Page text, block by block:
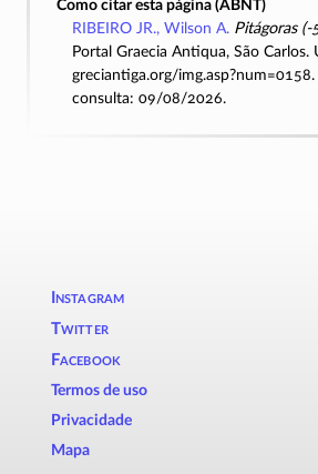
Como citar esta página (ABNT)
RIBEIRO JR., Wilson A. Pitágoras
Portal Graecia Antiqua, São Carlos.
greciantiga.org/
consulta: 09/08/2026.
Instagram
Twitter
Facebook
Termos de uso
Privacidade
Mapa